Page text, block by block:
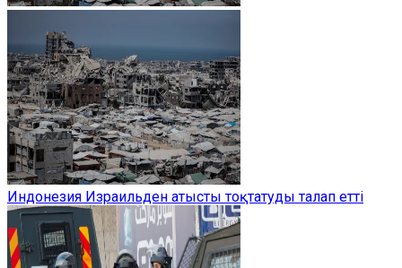
Индонезия Израильден атысты тоқтатуды талап етті